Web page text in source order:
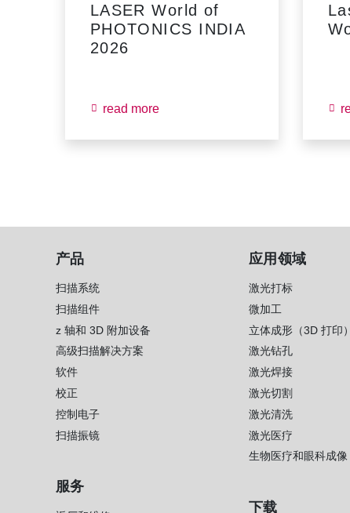
LASER World of
PHOTONICS INDIA
2026
read more
产品
扫描系统
扫描组件
z 轴和 3D 附加设备
高级扫描解决方案
软件
校正
控制电子
扫描振镜
服务
应用领域
激光打标
微加工
立体成形（3D 打印）
激光钻孔
激光焊接
激光切割
激光清洗
激光医疗
生物医疗和眼科成像
下载